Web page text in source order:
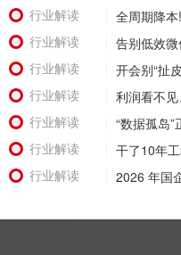
行业解读
行业解读
行业解读
行业解读
行业解读
行业解读
行业解读